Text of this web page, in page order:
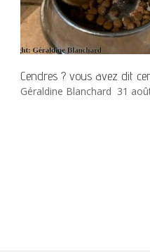
Cendres ? vous avez dit
Géraldine Blanchard 31